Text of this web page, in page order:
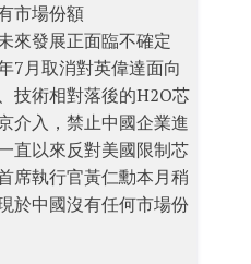
市場份額
來發展正面臨不確定
7月取消對英偉達面向
技術相對落後的H2O芯
介入，禁止中國企業進
直以來反對美國限制芯
席執行官黃仁勳本月稍
於中國沒有任何市場份